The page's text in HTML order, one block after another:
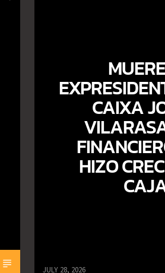
CAIXA
HIZO
JULY 28, 2026